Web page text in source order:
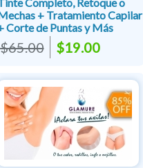
+ Tratamiento Capilar
Corte de Puntas y Más
$65.00 $19.00